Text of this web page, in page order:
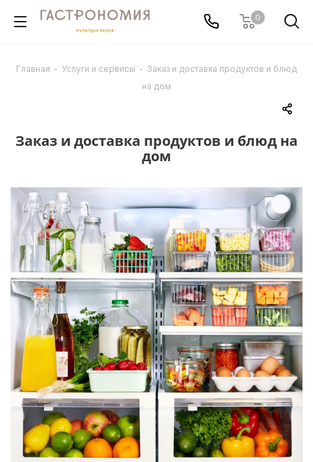
0
Главная - Услуги и сервисы - Заказ и доставка продуктов и блюд
на дом
Заказ и доставка продуктов и блюд на
дом